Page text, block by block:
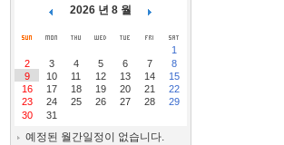
2026 년 8 월
1
2
3 4 5 6 7
8
9
10 11 12 13 14
15
16
17 18 19 20 21
22
23
24 25 26 27 28
29
30
31
예정된 월간일정이 없습니다.